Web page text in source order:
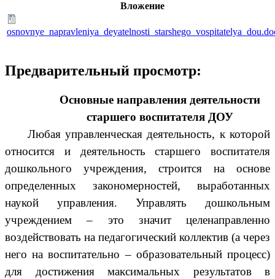
Вложение
Предварительный просмотр:
Основные направления деятельности
старшего воспитателя ДОУ
Любая управленческая деятельность, к которой
относится и деятельность старшего воспитателя
дошкольного учреждения, строится на основе
определенных закономерностей, выработанных
наукой управления. Управлять дошкольным
учреждением – это значит целенаправленно
воздействовать на педагогический коллектив (а через
него на воспитательно – образовательный процесс)
для достижения максимальных результатов в